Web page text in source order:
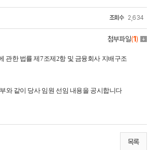
조회수 2,634
첨부파일(1)
관한 법률 제7조제2항 및 금융회사 지배구조
와 같이 당사 임원 선임 내용을 공시합니다
목록